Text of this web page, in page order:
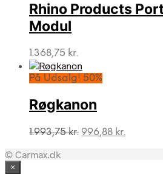
Rhino Products
Modul
1.368,75 kr.
På Udsalg! 50%
Røgkanon
1.993,75kr. Den
996,88 kr.
© Carmax.dk
×